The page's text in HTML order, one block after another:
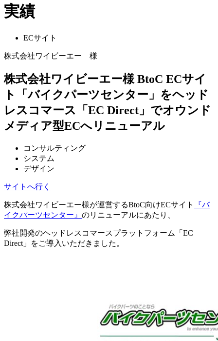
実績
ECサイト
株式会社ワイビーエー 様
株式会社ワイビーエー様 BtoC ECサイ
ト「バイクパーツセンター」をヘッド
レスコマース「EC Direct」でオウンド
メディア型ECへリニューアル
コンサルティング
システム
デザイン
サイトへ行く
株式会社ワイビーエー様が運営するBtoC向けECサイト
『バ
イクパーツセンター』 のリニューアルにあたり、
弊社開発のヘッドレスコマースプラットフォーム「 EC
Direct 」をご導入いただきました。